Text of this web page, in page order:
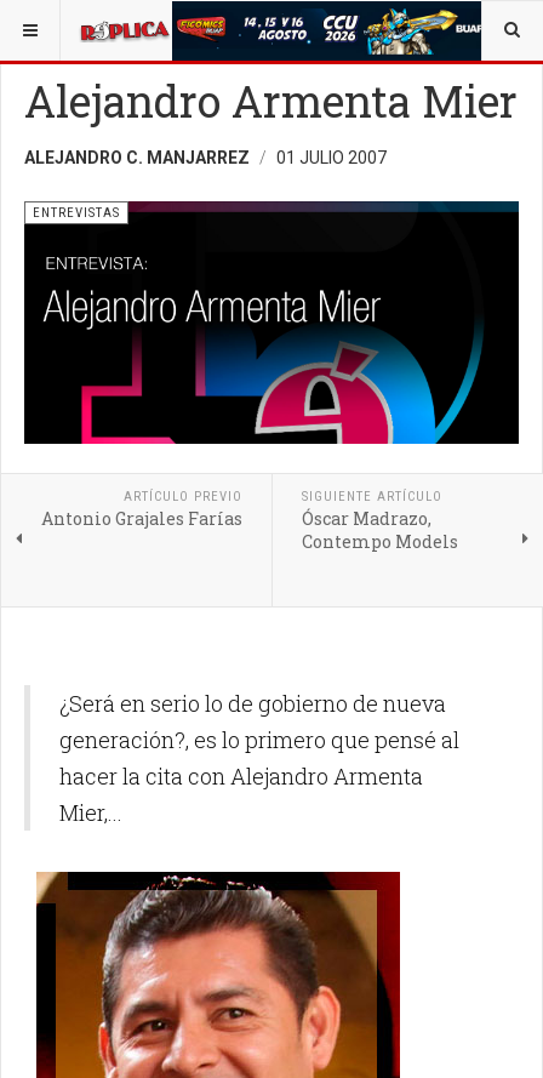
ESTÁ AQUÍ: CUERPO EDITORIAL OPINIÓN ENTREVISTAS
Alejandro Armenta Mier
ALEJANDRO C. MANJARREZ 01 JULIO 2007
ENTREVISTAS
ARTÍCULO PREVIO
Antonio Grajales Farías
SIGUIENTE ARTÍCULO
Óscar Madrazo,
Contempo Models
¿Será en serio lo de gobierno de nueva
generación?, es lo primero que pensé al
hacer la cita con Alejandro Armenta
Mier,...